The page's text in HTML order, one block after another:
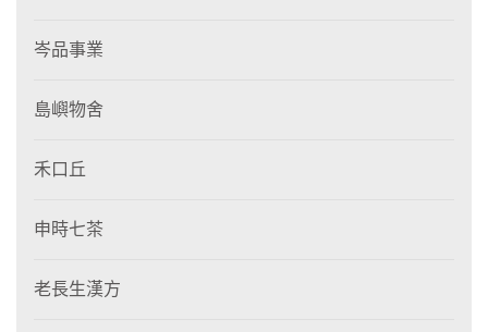
岑品事業
島嶼物舍
禾口丘
申時七茶
老長生漢方